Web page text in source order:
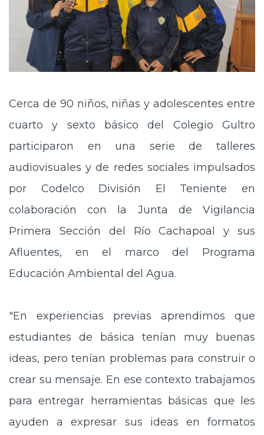
Cerca de 90 niños, niñas y adolescentes entre
cuarto y sexto básico del Colegio Gultro
participaron en una serie de talleres
audiovisuales y de redes sociales impulsados
por Codelco División El Teniente en
colaboración con la Junta de Vigilancia
Primera Sección del Río Cachapoal y sus
Afluentes, en el marco del Programa
Educación Ambiental del Agua.
"En experiencias previas aprendimos que
estudiantes de básica tenían muy buenas
ideas, pero tenían problemas para construir o
crear su mensaje. En ese contexto trabajamos
para entregar herramientas básicas que les
ayuden a expresar sus ideas en formatos